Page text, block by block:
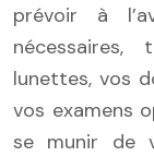
prévoir à
lunettes, vos
vos examens
se munir de